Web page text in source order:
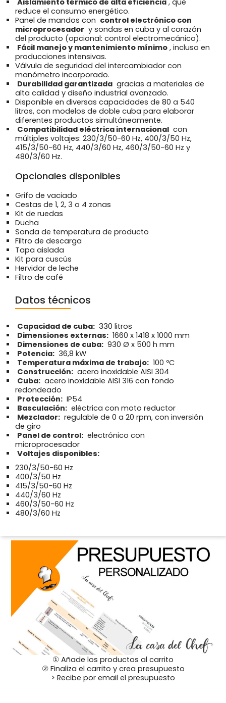
reduce el consumo energético.
Panel de mandos con control electrónico con
microprocesador y sondas en cuba y al corazón
del producto (opcional: control electromecánico).
Fácil manejo y mantenimiento mínimo , incluso en
producciones intensivas.
Válvula de seguridad del intercambiador con
manómetro incorporado.
Durabilidad garantizada gracias a materiales de
alta calidad y diseño industrial avanzado.
Disponible en diversas capacidades de 80 a 540
litros, con modelos de doble cuba para elaborar
diferentes productos simultáneamente.
Compatibilidad eléctrica internacional con
múltiples voltajes: 230/3/50-60 Hz, 400/3/50 Hz,
415/3/50-60 Hz, 440/3/60 Hz, 460/3/50-60 Hz y
480/3/60 Hz.
Opcionales disponibles
Grifo de vaciado
Cestas de 1, 2, 3 o 4 zonas
Kit de ruedas
Ducha
Sonda de temperatura de producto
Filtro de descarga
Tapa aislada
Kit para cuscús
Hervidor de leche
Filtro de café
Datos técnicos
Capacidad de cuba: 330 litros
Dimensiones externas: 1660 x 1418 x 1000 mm
Dimensiones de cuba: 930 Ø x 500 h mm
Potencia: 36,8 kW
Temperatura máxima de trabajo: 100 ºC
Construcción: acero inoxidable AISI 304
Cuba: acero inoxidable AISI 316 con fondo
redondeado
Protección: IP54
Basculación: eléctrica con moto reductor
Mezclador: regulable de 0 a 20 rpm, con inversión
de giro
Panel de control: electrónico con
microprocesador
Voltajes disponibles:
230/3/50-60 Hz
400/3/50 Hz
415/3/50-60 Hz
440/3/60 Hz
460/3/50-60 Hz
480/3/60 Hz
① Añade los productos al carrito
② Finaliza el carrito y crea presupuesto
> Recibe por email el presupuesto